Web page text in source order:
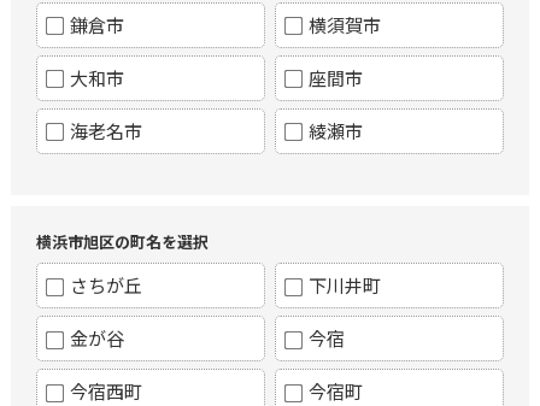
鎌倉市 横須賀市
大和市 座間市
海老名市 綾瀬市
横浜市旭区の町名を選択
さちが丘 下川井町
金が谷 今宿
今宿西町 今宿町